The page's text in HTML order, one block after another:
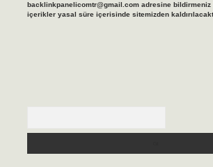
backlinkpanelicomtr@gmail.comadresine bildirmeniz
içerikler yasal süre içerisinde sitemizden